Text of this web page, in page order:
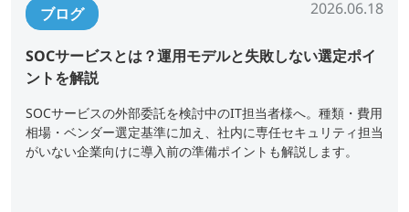
ブログ 2026.06.18
SOCサービスとは？運用モデルと失敗しない選定ポイ
ントを解説
SOCサービスの外部委託を検討中のIT担当者様へ。種類・費用
相場・ベンダー選定基準に加え、社内に専任セキュリティ担当
がいない企業向けに導入前の準備ポイントも解説します。